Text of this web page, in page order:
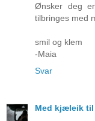
Ønsker deg
tilbringes med
smil og klem
-Maia
Svar
Med kjæleik